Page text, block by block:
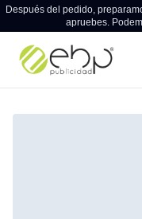
Después del pedido,
apruebes.